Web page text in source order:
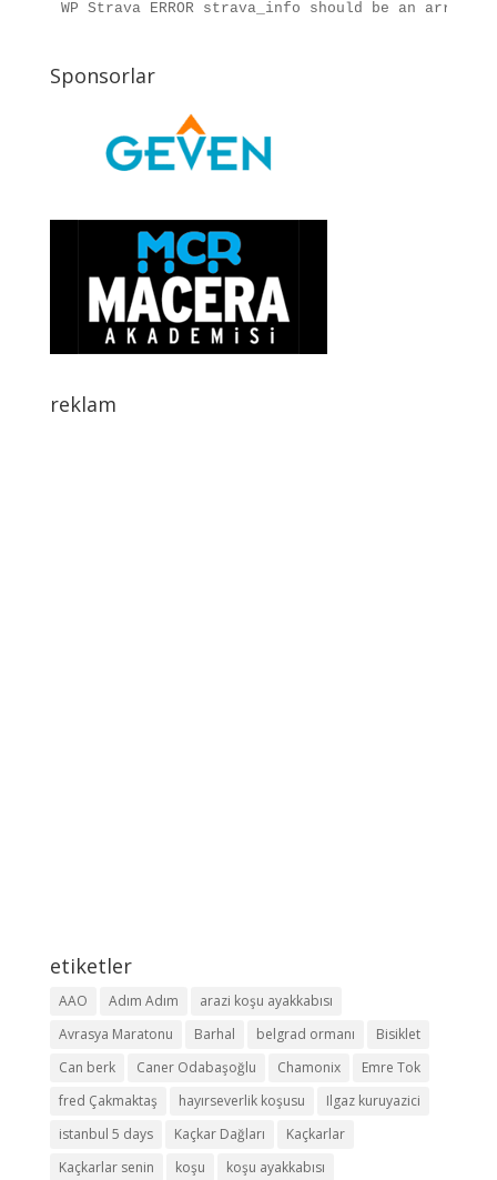
WP Strava ERROR strava_info should be an
Sponsorlar
reklam
etiketler
AAO Adım Adım
arazi koşu ayakkabısı
Avrasya Maratonu
Barhal belgrad ormanı
Bisiklet
Can berk
Caner Odabaşoğlu Chamonix
Emre Tok
fred Çakmaktaş
hayırseverlik koşusu
Ilgaz kuruyazici
istanbul 5 days
Kaçkar Dağları
Kaçkarlar
Kaçkarlar senin
koşu koşu ayakkabısı